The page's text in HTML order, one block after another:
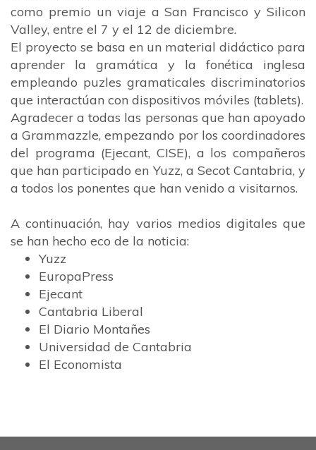
como premio un viaje a San Francisco y Silicon
Valley, entre el 7 y el 12 de diciembre.
El proyecto se basa en un material didáctico para
aprender la gramática y la fonética inglesa
empleando puzles gramaticales discriminatorios
que interactúan con dispositivos móviles (tablets).
Agradecer a todas las personas que han apoyado
a Grammazzle, empezando por los coordinadores
del programa (Ejecant, CISE), a los compañeros
que han participado en Yuzz, a Secot Cantabria, y
a todos los ponentes que han venido a visitarnos.
A continuación, hay varios medios digitales que
se han hecho eco de la noticia:
Yuzz
EuropaPress
Ejecant
Cantabria Liberal
El Diario Montañes
Universidad de Cantabria
El Economista